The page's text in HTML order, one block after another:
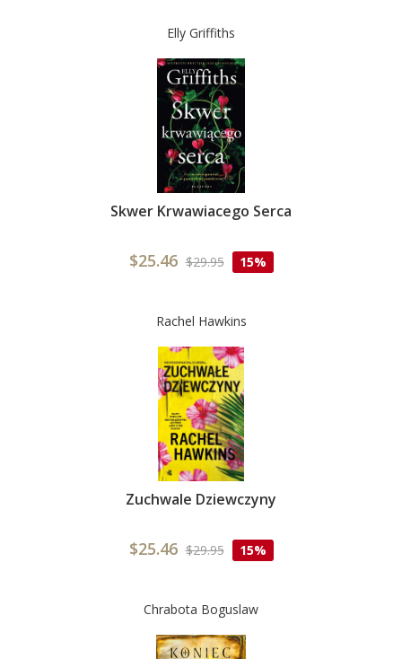
Elly Griffiths
Skwer Krwawiacego Serca
$25.46 $29.95 15%
Rachel Hawkins
Zuchwale Dziewczyny
$25.46 $29.95 15%
Chrabota Boguslaw